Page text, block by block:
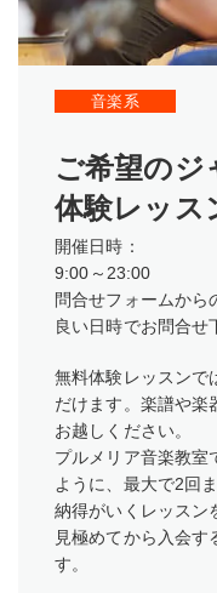
音楽系
ご希望のジ
体験レッス
開催日時：
9:00～23:00
問合せフォームから
良い日時でお問合せ
無料体験レッスンで
だけます。楽譜や楽
お越しください。
プルメリア音楽教室
ように、最大で2回
納得がいくレッスン
見極めてから入会
す。